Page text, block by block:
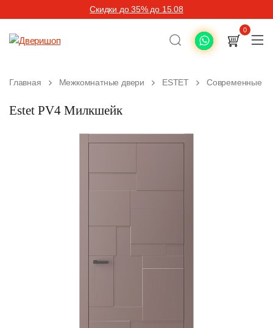
Скидки до 35% до 15.08
0
Главная Межкомнатные двери ESTET Современные
Estet PV4 Милкшейк